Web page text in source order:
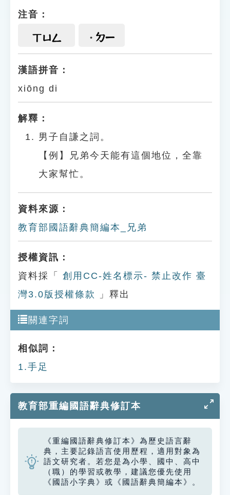
注音：
ㄒㄩㄥ ㄉㄧ
漢語拼音：
xiōng di
解釋：
男子自謙之詞。
【例】兄弟今天能有這個地位，全靠
大家幫忙。
資料來源：
教育部國語辭典簡編本_兄弟
授權資訊：
資料採「
創用CC-姓名標示- 禁止改作 臺
灣3.0版授權條款
」釋出
關連字詞
相似詞：
1.手足
教育部重編國語辭典修訂本
《重編國語辭典修訂本》為歷史語言辭
典，主要記錄語言使用歷程，適用對象為
語文研究者。若您是為小學、國中、高中
（職）的學習或教學，建議您優先使用
《國語小字典》或《國語辭典簡編本》。